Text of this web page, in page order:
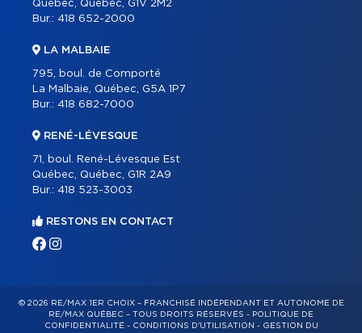
Québec, Québec, G1V 2M2
Bur.: 418 652-2000
LA MALBAIE
795, boul. de Comporté
La Malbaie, Québec, G5A 1P7
Bur.: 418 682-7000
RENÉ-LÉVESQUE
71, boul. René-Lévesque Est
Québec, Québec, G1R 2A9
Bur.: 418 523-3003
RESTONS EN CONTACT
© 2026 RE/MAX 1ER CHOIX – FRANCHISÉ INDÉPENDANT ET AUTONOME DE
RE/MAX QUÉBEC – TOUS DROITS RÉSERVÉS - POLITIQUE DE
CONFIDENTIALITÉ- CONDITIONS D'UTILISATION - GESTION DU